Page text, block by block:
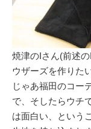
焼津のIさん(前述
ウザーズを作りた
じゃあ福田のコー
で、そしたらウチ
は面白い、という